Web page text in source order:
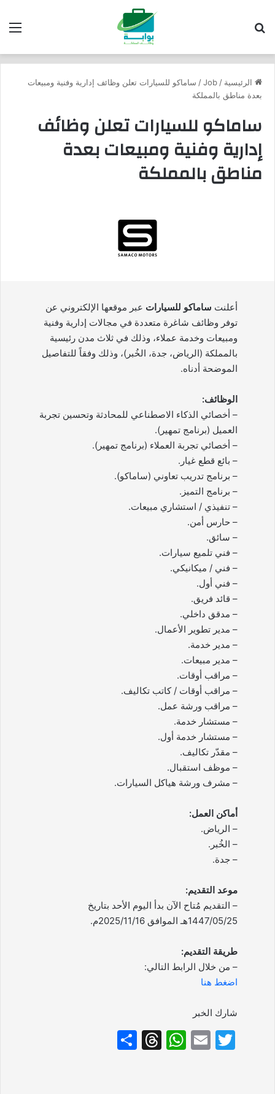
الرئيسية /
Job
/ ساماكو للسيارات تعلن وظائف إدارية وفنية ومبيعات
بعدة مناطق بالمملكة
ساماكو للسيارات تعلن وظائف
إدارية وفنية ومبيعات بعدة
مناطق بالمملكة
أعلنت ساماكو للسيارات عبر موقعها الإلكتروني عن
توفر وظائف شاغرة متعددة في مجالات إدارية وفنية
ومبيعات وخدمة عملاء، وذلك في ثلاث مدن رئيسية
بالمملكة (الرياض، جدة، الخُبر)، وذلك وفقاً للتفاصيل
الموضحة أدناه.
الوظائف:
– أخصائي الذكاء الاصطناعي للمحادثة وتحسين تجربة
العميل (برنامج تمهير).
– أخصائي تجربة العملاء (برنامج تمهير).
– بائع قطع غيار.
– برنامج تدريب تعاوني (ساماكو).
– برنامج التميز.
– تنفيذي / استشاري مبيعات.
– حارس أمن.
– سائق.
– فني تلميع سيارات.
– فني / ميكانيكي.
– فني أول.
– قائد فريق.
– مدقق داخلي.
– مدير تطوير الأعمال.
– مدير خدمة.
– مدير مبيعات.
– مراقب أوقات.
– مراقب أوقات / كاتب تكاليف.
– مراقب ورشة عمل.
– مستشار خدمة.
– مستشار خدمة أول.
– مقدّر تكاليف.
– موظف استقبال.
– مشرف ورشة هياكل السيارات.
أماكن العمل:
– الرياض.
– الخُبر.
– جدة.
موعد التقديم:
– التقديم مُتاح الآن بدأ اليوم الأحد بتاريخ
1447/05/25هـ الموافق 2025/11/16م.
طريقة التقديم:
– من خلال الرابط التالي:
اضغط هنا
شارك الخبر
T
E
W
T